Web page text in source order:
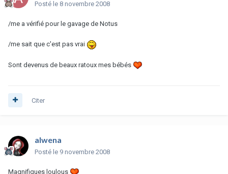
Posté le 8 novembre 2008
/me a vérifié pour le gavage de Notus
/me sait que c'est pas vrai
Sont devenus de beaux ratoux mes bébés
Citer
alwena
Posté le 9 novembre 2008
Magnifiques loulous